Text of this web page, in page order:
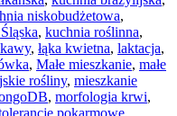
niskobudżetowa,
, kuchnia roślinna,
, łąka kwietna, laktacja,
, Małe mieszkanie, małe
rośliny, mieszkanie
, morfologia krwi,
pokarmowe,